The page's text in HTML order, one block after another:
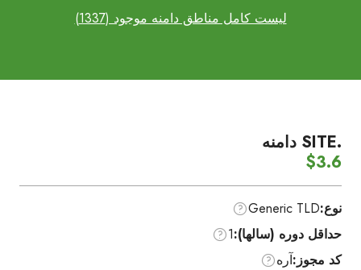
لیست کامل مناطق دامنه موجود (1337)
.SITE دامنه
$3.6
نوع:Generic TLD
حداقل دوره (سالها):1
کد مجوز:آره